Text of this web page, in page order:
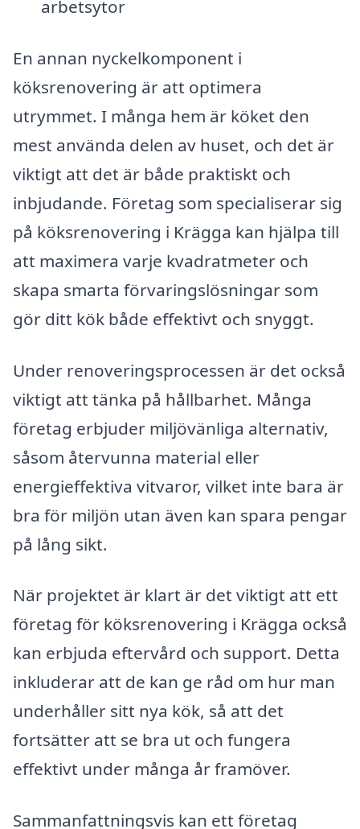
arbetsytor
En annan nyckelkomponent i
köksrenovering är att optimera
utrymmet. I många hem är köket den
mest använda delen av huset, och det är
viktigt att det är både praktiskt och
inbjudande. Företag som specialiserar sig
på köksrenovering i Krägga kan hjälpa till
att maximera varje kvadratmeter och
skapa smarta förvaringslösningar som
gör ditt kök både effektivt och snyggt.
Under renoveringsprocessen är det också
viktigt att tänka på hållbarhet. Många
företag erbjuder miljövänliga alternativ,
såsom återvunna material eller
energieffektiva vitvaror, vilket inte bara är
bra för miljön utan även kan spara pengar
på lång sikt.
När projektet är klart är det viktigt att ett
företag för köksrenovering i Krägga också
kan erbjuda eftervård och support. Detta
inkluderar att de kan ge råd om hur man
underhåller sitt nya kök, så att det
fortsätter att se bra ut och fungera
effektivt under många år framöver.
Sammanfattningsvis kan ett företag